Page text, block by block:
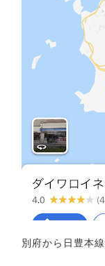
別府から日豊本